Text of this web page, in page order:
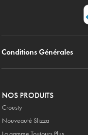
Conditions Générales
NOS PRODUITS
Crousty
Nouveauté Slizza